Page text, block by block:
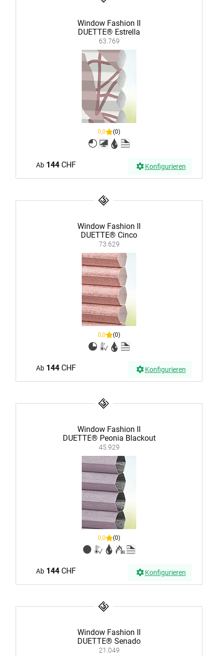
Window Fashion II
DUETTE® Estrella
63.769
0,0 (0)
Ab 144 CHF Konfigurieren
Window Fashion II
DUETTE® Cinco
73.629
0,0 (0)
Ab 144 CHF Konfigurieren
Window Fashion II
DUETTE® Peonia Blackout
45.929
0,0 (0)
Ab 144 CHF Konfigurieren
Window Fashion II
DUETTE® Senado
21.049